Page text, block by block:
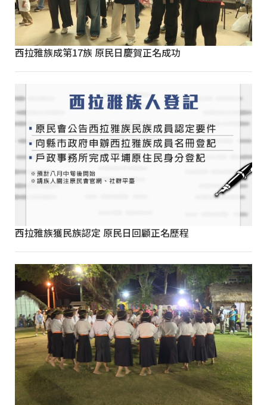
西拉雅族成第17族 原民日慶賀正名成功
西拉雅族獲民族認定 原民日回顧正名歷程